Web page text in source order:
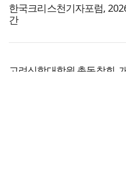
한국크리스천기자포럼,
간
고려신학대학원 총동창회,